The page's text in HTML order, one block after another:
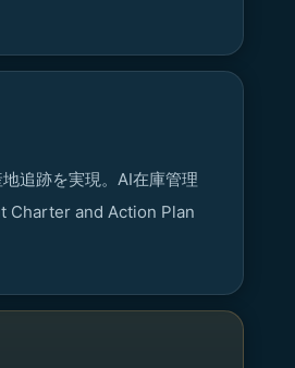
追跡を実現。AI在庫管理
Charter and Action Plan